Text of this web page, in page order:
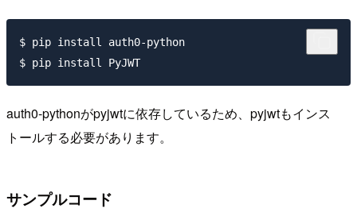
$ pip install auth0-python
auth0-pythonがpyjwtに依存しているため、pyjwtもインス
トールする必要があります。
サンプルコード